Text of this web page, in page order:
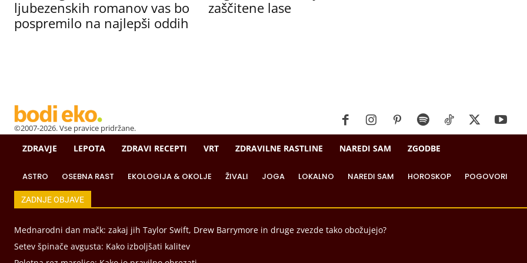
ljubezenskih romanov vas bo
pospremilo na najlepši oddih
zaščitene lase
©2007-2026. Vse pravice pridržane.
ZDRAVJE LEPOTA ZDRAVI RECEPTI VRT ZDRAVILNE RASTLINE NAREDI SAM ZGODBE
ASTRO OSEBNA RAST EKOLOGIJA & OKOLJE ŽIVALI JOGA LOKALNO NAREDI SAM HOROSKOP POGOVORI
ZADNJE OBJAVE
Mednarodni dan mačk: zakaj jih Taylor Swift, Drew Barrymore in druge zvezde tako obožujejo?
Setev špinače avgusta: Kako izboljšati kalitev